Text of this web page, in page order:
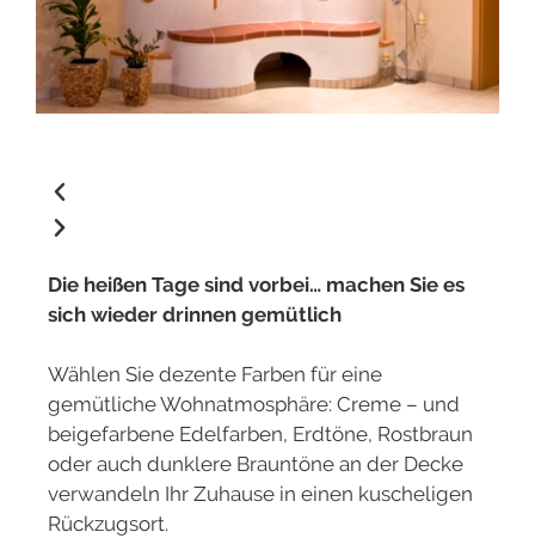
Die heißen Tage sind vorbei… machen Sie es
sich wieder drinnen gemütlich
Wählen Sie dezente Farben für eine
gemütliche Wohnatmosphäre: Creme – und
beigefarbene Edelfarben, Erdtöne, Rostbraun
oder auch dunklere Brauntöne an der Decke
verwandeln Ihr Zuhause in einen kuscheligen
Rückzugsort.